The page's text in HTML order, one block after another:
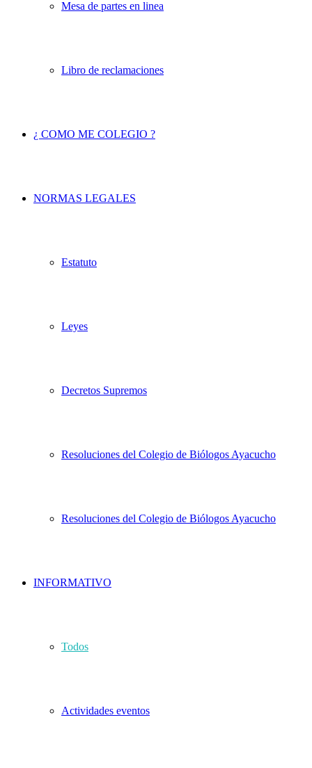
Mesa de partes en linea
Libro de reclamaciones
¿ COMO ME COLEGIO ?
NORMAS LEGALES
Estatuto
Leyes
Decretos Supremos
Resoluciones del Colegio de Biólogos Ayacucho
Resoluciones del Colegio de Biólogos Ayacucho
INFORMATIVO
Todos
Actividades eventos